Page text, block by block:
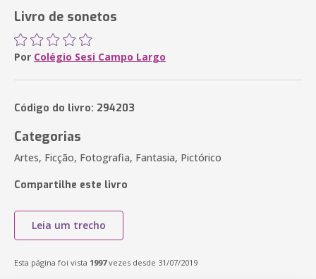
Livro de sonetos
Por Colégio Sesi Campo Largo
Código do livro: 294203
Categorias
Artes, Ficção, Fotografia, Fantasia, Pictórico
Compartilhe este livro
Leia um trecho
Esta página foi vista 1997vezes desde 31/07/2019